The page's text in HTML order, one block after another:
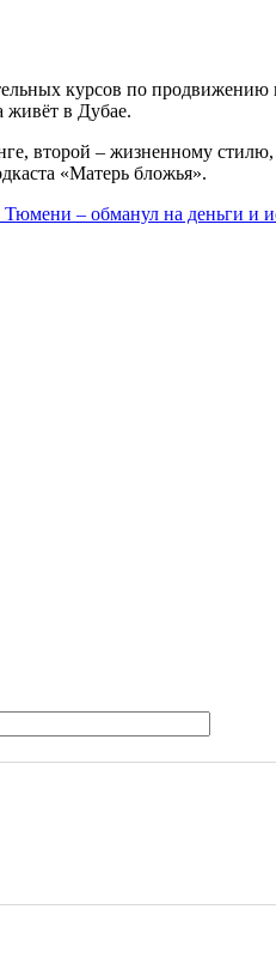
курсов по продвижению
живёт в Дубае.
второй – жизненному стилю,
«Матерь бложья».
– обманул на деньги и